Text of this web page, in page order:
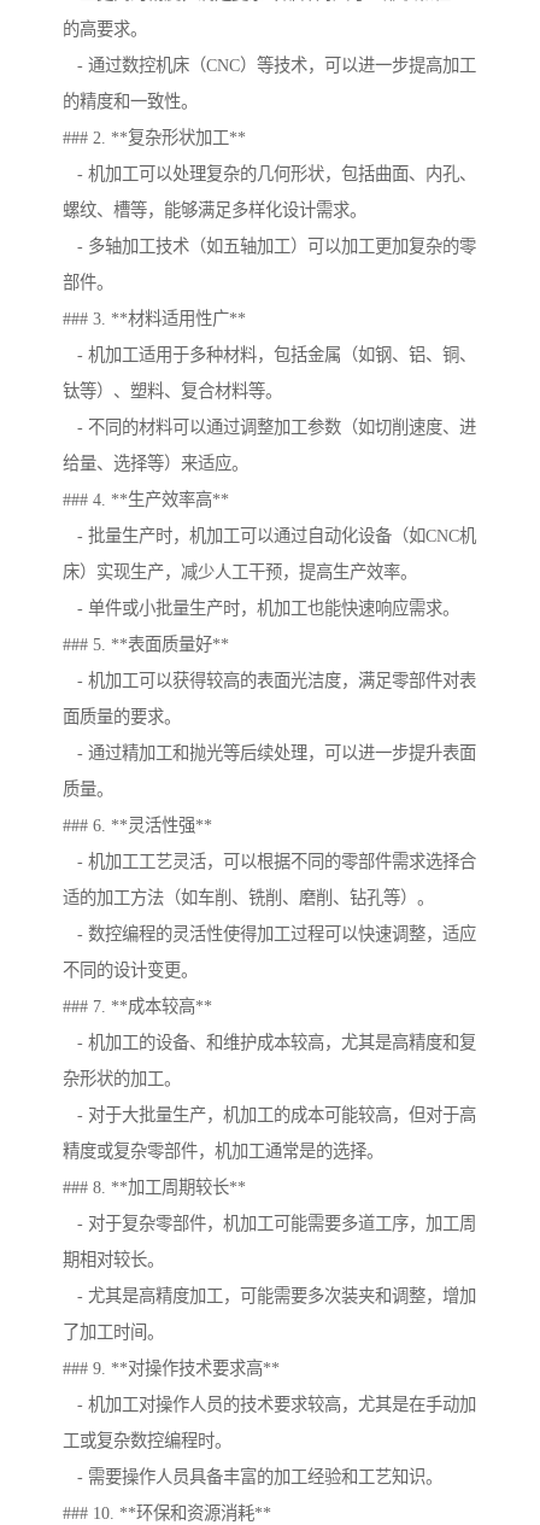
的高要求。
- 通过数控机床（CNC）等技术，可以进一步提高加工
的精度和一致性。
### 2. **复杂形状加工**
- 机加工可以处理复杂的几何形状，包括曲面、内孔、
螺纹、槽等，能够满足多样化设计需求。
- 多轴加工技术（如五轴加工）可以加工更加复杂的零
部件。
### 3. **材料适用性广**
- 机加工适用于多种材料，包括金属（如钢、铝、铜、
钛等）、塑料、复合材料等。
- 不同的材料可以通过调整加工参数（如切削速度、进
给量、选择等）来适应。
### 4. **生产效率高**
- 批量生产时，机加工可以通过自动化设备（如CNC机
床）实现生产，减少人工干预，提高生产效率。
- 单件或小批量生产时，机加工也能快速响应需求。
### 5. **表面质量好**
- 机加工可以获得较高的表面光洁度，满足零部件对表
面质量的要求。
- 通过精加工和抛光等后续处理，可以进一步提升表面
质量。
### 6. **灵活性强**
- 机加工工艺灵活，可以根据不同的零部件需求选择合
适的加工方法（如车削、铣削、磨削、钻孔等）。
- 数控编程的灵活性使得加工过程可以快速调整，适应
不同的设计变更。
### 7. **成本较高**
- 机加工的设备、和维护成本较高，尤其是高精度和复
杂形状的加工。
- 对于大批量生产，机加工的成本可能较高，但对于高
精度或复杂零部件，机加工通常是的选择。
### 8. **加工周期较长**
- 对于复杂零部件，机加工可能需要多道工序，加工周
期相对较长。
- 尤其是高精度加工，可能需要多次装夹和调整，增加
了加工时间。
### 9. **对操作技术要求高**
- 机加工对操作人员的技术要求较高，尤其是在手动加
工或复杂数控编程时。
- 需要操作人员具备丰富的加工经验和工艺知识。
### 10. **环保和资源消耗**